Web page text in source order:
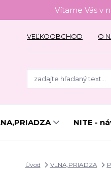
Vítame Vás v
VEĽKOOBCHOD O
NITE -
Úvod VLNA,PRIADZA